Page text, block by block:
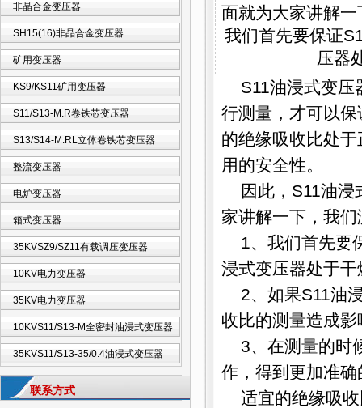
非晶合金变压器
SH15(16)非晶合金变压器
矿用变压器
KS9/KS11矿用变压器
S11/S13-M.R卷铁芯变压器
S13/S14-M.RL立体卷铁芯变压器
整流变压器
电炉变压器
箱式变压器
35KVSZ9/SZ11有载调压变压器
10KV电力变压器
35KV电力变压器
10KVS11/S13-M全密封油浸式变压器
35KVS11/S13-35/0.4油浸式变压器
联系方式
面就为大家讲解
我们首先要保证
压器
S11油浸式变压
行测量，才可以
的绝缘吸收比处
用的安全性。
因此，S11油
家讲解一下，我
1、我们首先要
浸式变压器处于
2、如果S11油
收比的测量造成影
3、在测量的时
作，得到更加准
适宜的绝缘吸